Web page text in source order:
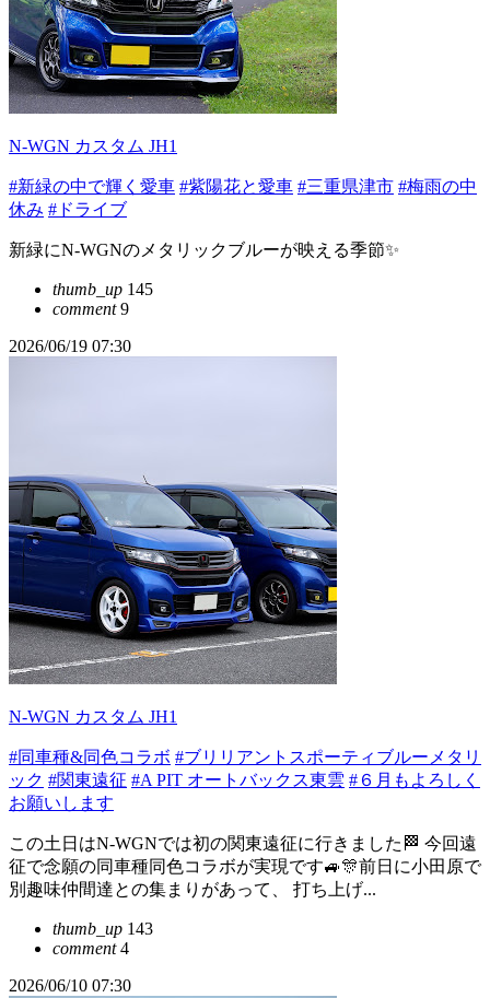
N-WGN カスタム JH1
#新緑の中で輝く愛車 #紫陽花と愛車 #三重県津市 #梅雨の中
休み #ドライブ
新緑にN-WGNのメタリックブルーが映える季節✨
thumb_up 145
comment9
2026/06/19 07:30
N-WGN カスタム JH1
#同車種&同色コラボ #ブリリアントスポーティブルーメタリ
ック #関東遠征 #A PIT オートバックス東雲 #６月もよろしく
お願いします
この土日はN-WGNでは初の関東遠征に行きました🏁 今回遠
征で念願の同車種同色コラボが実現です🚙🎊前日に小田原で
別趣味仲間達との集まりがあって、 打ち上げ...
thumb_up 143
comment4
2026/06/10 07:30